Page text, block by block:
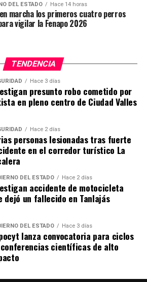
DEL ESTADO Hace 14 horas
marcha los primeros cuatro perros
vigilar la Fenapo 2026
TENDENCIA
Hace 3 días
presunto robo cometido por
en pleno centro de Ciudad Valles
Hace 2 días
personas lesionadas tras fuerte
en el corredor turístico La
DEL ESTADO Hace 2 días
accidente de motocicleta
dejó un fallecido en Tanlajás
DEL ESTADO Hace 3 días
lanza convocatoria para ciclos
científicas de alto